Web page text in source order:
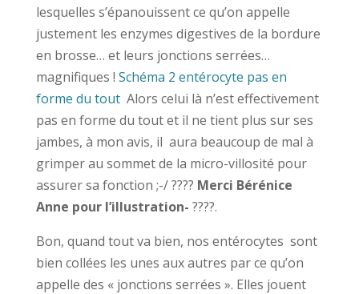
lesquelles s’épanouissent ce qu’on appelle
justement les enzymes digestives de la bordure
en brosse… et leurs jonctions serrées…
magnifiques ! Schéma 2 entérocyte pas en
forme du tout Alors celui là n’est effectivement
pas en forme du tout et il ne tient plus sur ses
jambes, à mon avis, il aura beaucoup de mal à
grimper au sommet de la micro-villosité pour
assurer sa fonction ;-/ ???? Merci Bérénice
Anne pour l’illustration- ????.
Bon, quand tout va bien, nos entérocytes sont
bien collées les unes aux autres par ce qu’on
appelle des « jonctions serrées ». Elles jouent